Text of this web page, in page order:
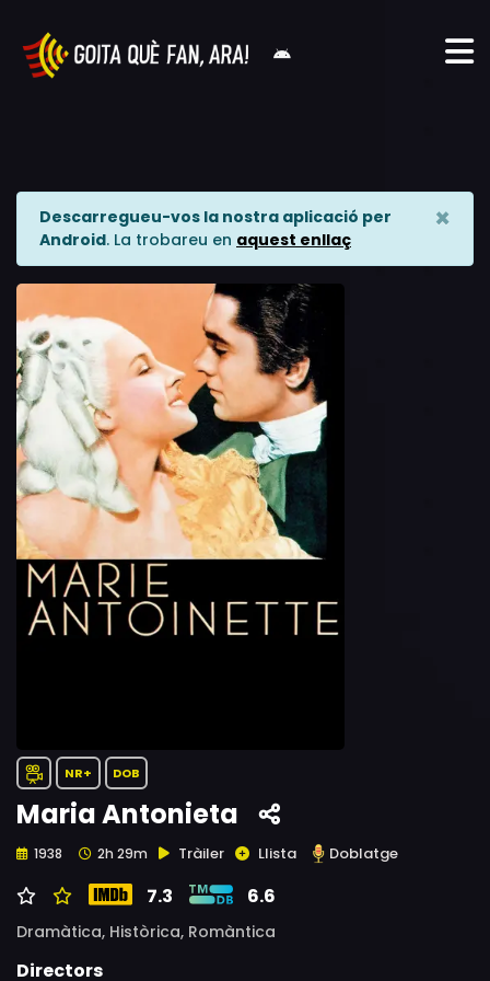
Descarregueu-vos la nostra aplicació per
Android. La trobareu en aquest enllaç
×
NR+ DOB
Maria Antonieta
1938 2h 29m Tràiler Llista Doblatge
7.3 6.6
Dramàtica, Històrica, Romàntica
Directors